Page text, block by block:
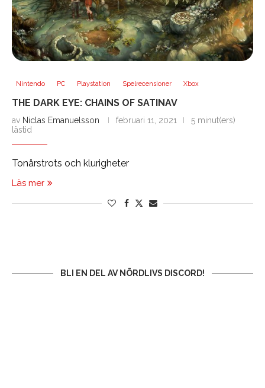
Nintendo PC Playstation Spelrecensioner Xbox
THE DARK EYE: CHAINS OF SATINAV
av Niclas Emanuelsson februari 11, 2021
5 minut(ers)
lästid
Tonårstrots och klurigheter
Läs mer
BLI EN DEL AV NÖRDLIVS DISCORD!